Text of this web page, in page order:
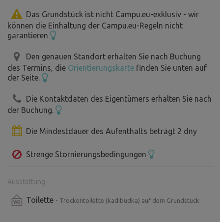
Das Grundstück ist nicht Campu.eu-exklusiv - wir
können die Einhaltung der Campu.eu-Regeln nicht
garantieren
Den genauen Standort erhalten Sie nach Buchung
des Termins, die Orientierungskarte finden Sie unten auf
der Seite.
Die Kontaktdaten des Eigentümers erhalten Sie nach
der Buchung.
Die Mindestdauer des Aufenthalts beträgt 2 dny
Strenge Stornierungsbedingungen
Ausstattung
Toilette - Trockentoilette (kadibudka) auf dem Grundstück